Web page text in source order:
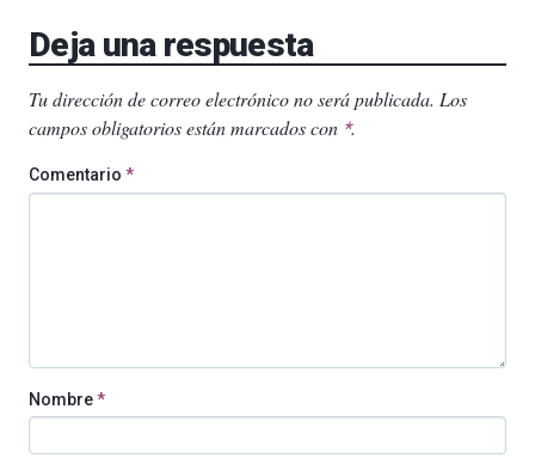
Deja una respuesta
Tu dirección de correo electrónico no será publicada. Los
campos obligatorios están marcados con *.
Comentario *
Nombre*